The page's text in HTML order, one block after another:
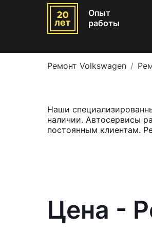
Опыт
работы
Ремонт Volkswagen
Наши
наличии. Автосервисы
постоянным клиентам.
Цена -